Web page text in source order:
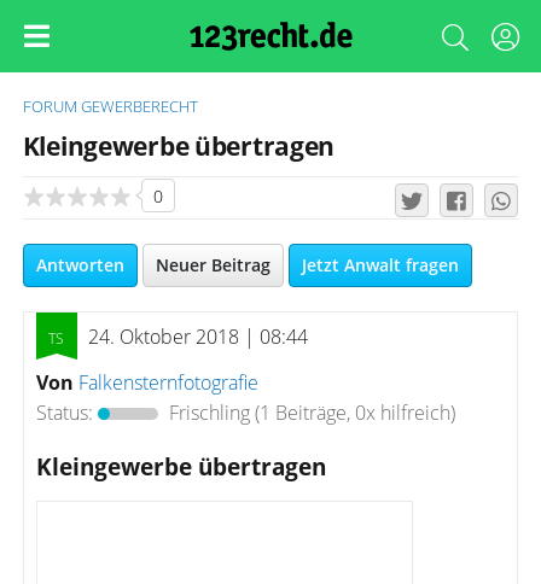
FORUM GEWERBERECHT
Kleingewerbe übertragen
0
Antworten Neuer Beitrag Jetzt Anwalt fragen
24. Oktober 2018 | 08:44
Von Falkensternfotografie
Status:
Frischling(1 Beiträge, 0x hilfreich)
Kleingewerbe übertragen